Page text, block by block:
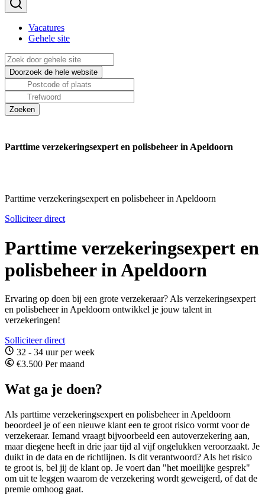
Vacatures
Gehele site
Parttime verzekeringsexpert en polisbeheer in Apeldoorn
Parttime verzekeringsexpert en polisbeheer in Apeldoorn
Solliciteer direct
Parttime verzekeringsexpert en
polisbeheer in Apeldoorn
Ervaring op doen bij een grote verzekeraar? Als verzekeringsexpert
en polisbeheer in Apeldoorn ontwikkel je jouw talent in
verzekeringen!
Solliciteer direct
32 - 34 uur per week
€3.500 Per maand
Wat ga je doen?
Als parttime verzekeringsexpert en polisbeheer in Apeldoorn
beoordeel je of een nieuwe klant een te groot risico vormt voor de
verzekeraar. Iemand vraagt bijvoorbeeld een autoverzekering aan,
maar diegene heeft in drie jaar tijd al vijf ongelukken veroorzaakt. Je
duikt in de data en de richtlijnen. Is dit verantwoord? Als het risico
te groot is, bel jij de klant op. Je voert dan "het moeilijke gesprek"
om uit te leggen waarom de verzekering wordt geweigerd, of dat de
premie omhoog gaat.